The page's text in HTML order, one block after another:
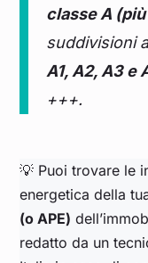
classe A
suddivisioni
A1, A2, A3 e
+++.
💡 Puoi trovare le
energetica della
(o APE)
redatto da un